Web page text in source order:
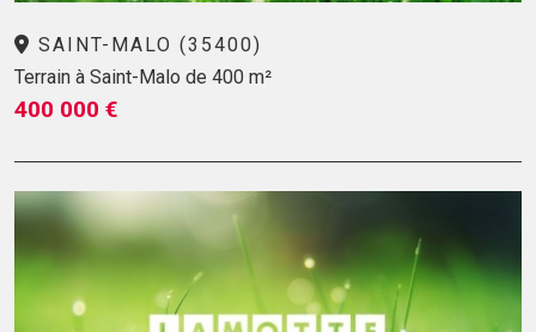
SAINT-MALO (35400)
Terrain à Saint-Malo de 400 m²
400 000 €